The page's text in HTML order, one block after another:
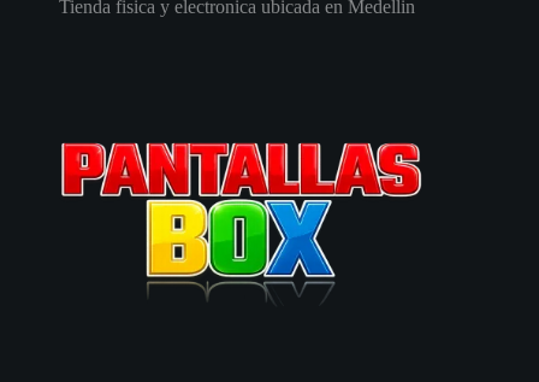
Tienda fisica y electronica ubicada en Medellin